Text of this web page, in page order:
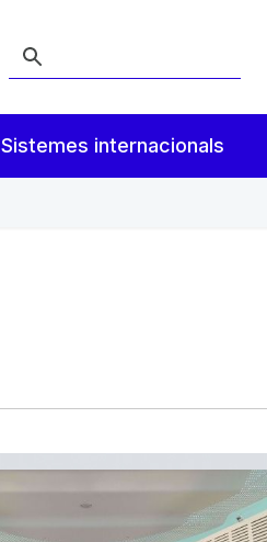
Sistemes internacionals